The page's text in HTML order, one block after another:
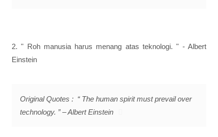
2. " Roh manusia harus menang atas teknologi. " - Albert
Einstein
Original Quotes : “ The human spirit must prevail over
technology. ” – Albert Einstein